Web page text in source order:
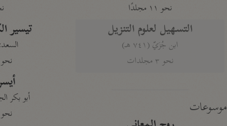
نحو ١١ مجلدًا
التسهيل لعلوم التنزيل
ابن جُزَيّ (٧٤١ هـ)
نحو ٣ مجلدات
موسوعات
تيسير
السعدي
نحو ٤ مجلدات
أبو بكر
نحو ٣ مجلدات